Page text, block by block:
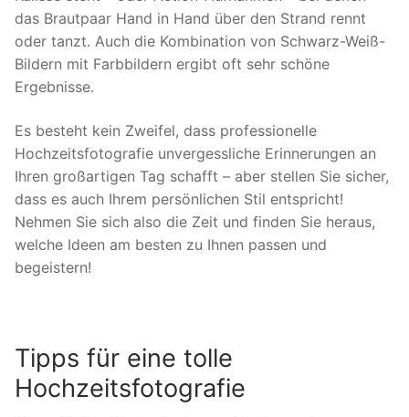
das Brautpaar Hand in Hand über den Strand rennt
oder tanzt. Auch die Kombination von Schwarz-Weiß-
Bildern mit Farbbildern ergibt oft sehr schöne
Ergebnisse.
Es besteht kein Zweifel, dass professionelle
Hochzeitsfotografie unvergessliche Erinnerungen an
Ihren großartigen Tag schafft – aber stellen Sie sicher,
dass es auch Ihrem persönlichen Stil entspricht!
Nehmen Sie sich also die Zeit und finden Sie heraus,
welche Ideen am besten zu Ihnen passen und
begeistern!
Tipps für eine tolle
Hochzeitsfotografie